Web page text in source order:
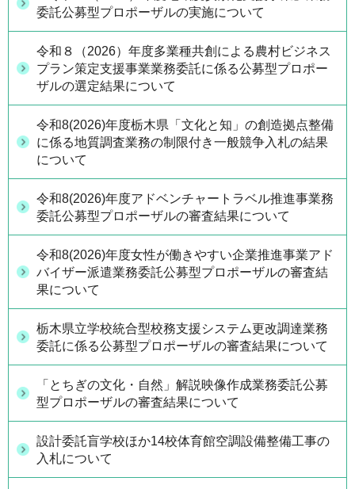
委託公募型プロポーザルの実施について
令和８（2026）年度多業種共創による農村ビジネス
プラン策定支援事業業務委託に係る公募型プロポー
ザルの選定結果について
令和8(2026)年度栃木県「文化と知」の創造拠点整備
に係る地質調査業務の制限付き一般競争入札の結果
について
令和8(2026)年度アドベンチャートラベル推進事業務
委託公募型プロポーザルの審査結果について
令和8(2026)年度女性が働きやすい企業推進事業アド
バイザー派遣業務委託公募型プロポーザルの審査結
果について
栃木県立学校統合型校務支援システム更改調達業務
委託に係る公募型プロポーザルの審査結果について
「とちぎの文化・自然」解説映像作成業務委託公募
型プロポーザルの審査結果について
設計委託盲学校ほか14校体育館空調設備整備工事の
入札について